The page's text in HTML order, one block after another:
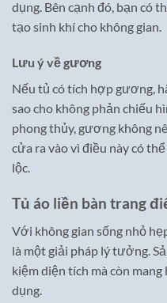
dụng. Bên cạnh đó, bạn có
tạo sinh khí cho không gian.
Lưu ý về gương
Nếu tủ có tích hợp gương,
sao cho không phản chiếu
phong thủy, gương không
cửa ra vào vì điều này có
lộc.
Tủ áo liền bàn trang
Với không gian sống nhỏ
là một giải pháp lý tưởng.
kiệm diện tích mà còn
dụng.